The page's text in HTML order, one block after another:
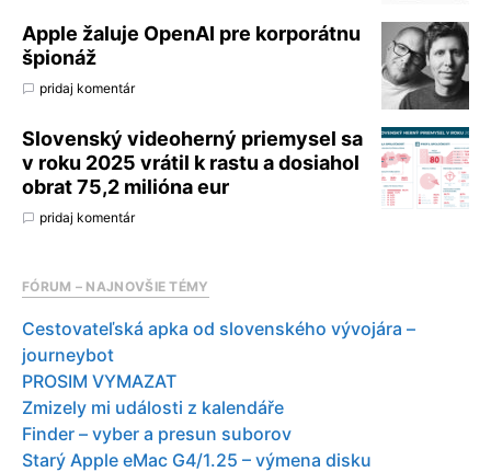
Apple žaluje OpenAI pre korporátnu
špionáž
pridaj komentár
Slovenský videoherný priemysel sa
v roku 2025 vrátil k rastu a dosiahol
obrat 75,2 milióna eur
pridaj komentár
FÓRUM – NAJNOVŠIE TÉMY
Cestovateľská apka od slovenského vývojára –
journeybot
PROSIM VYMAZAT
Zmizely mi události z kalendáře
Finder – vyber a presun suborov
Starý Apple eMac G4/1.25 – výmena disku